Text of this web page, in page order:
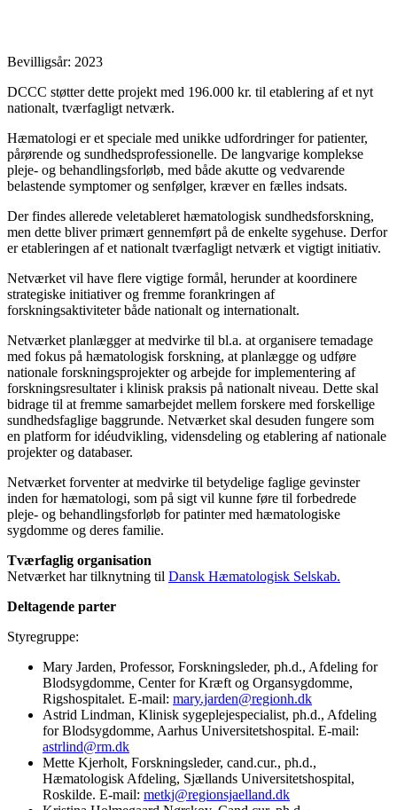
Bevilligsår: 2023
DCCC støtter dette projekt med 196.000 kr. til etablering af et nyt
nationalt, tværfagligt netværk.
Hæmatologi er et speciale med unikke udfordringer for patienter,
pårørende og sundhedsprofessionelle. De langvarige komplekse
pleje- og behandlingsforløb, med både akutte og vedvarende
belastende symptomer og senfølger, kræver en fælles indsats.
Der findes allerede veletableret hæmatologisk sundhedsforskning,
men dette bliver primært gennemført på de enkelte sygehuse. Derfor
er etableringen af et nationalt tværfagligt netværk et vigtigt initiativ.
Netværket vil have flere vigtige formål, herunder at koordinere
strategiske initiativer og fremme forankringen af
forskningsaktiviteter både nationalt og internationalt.
Netværket planlægger at medvirke til bl.a. at organisere temadage
med fokus på hæmatologisk forskning, at planlægge og udføre
nationale forskningsprojekter og arbejde for implementering af
forskningsresultater i klinisk praksis på nationalt niveau. Dette skal
bidrage til at fremme samarbejdet mellem forskere med forskellige
sundhedsfaglige baggrunde. Netværket skal desuden fungere som
en platform for idéudvikling, vidensdeling og etablering af nationale
projekter og databaser.
Netværket forventer at medvirke til betydelige faglige gevinster
inden for hæmatologi, som på sigt vil kunne føre til forbedrede
pleje- og behandlingsforløb for patinter med hæmatologiske
sygdomme og deres familie.
Tværfaglig organisation
Netværket har tilknytning til Dansk Hæmatologisk Selskab.
Deltagende parter
Styregruppe:
Mary Jarden, Professor, Forskningsleder, ph.d., Afdeling for
Blodsygdomme, Center for Kræft og Organsygdomme,
Rigshospitalet. E-mail: mary.jarden@regionh.dk
Astrid Lindman, Klinisk sygeplejespecialist, ph.d., Afdeling
for Blodsygdomme, Aarhus Universitetshospital. E-mail:
astrlind@rm.dk
Mette Kjerholt, Forskningsleder, cand.cur., ph.d.,
Hæmatologisk Afdeling, Sjællands Universitetshospital,
Roskilde. E-mail: metkj@regionsjaelland.dk